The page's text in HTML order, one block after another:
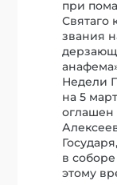
при
Святаго
звания
Недели
на 5
оглашен
в
этому